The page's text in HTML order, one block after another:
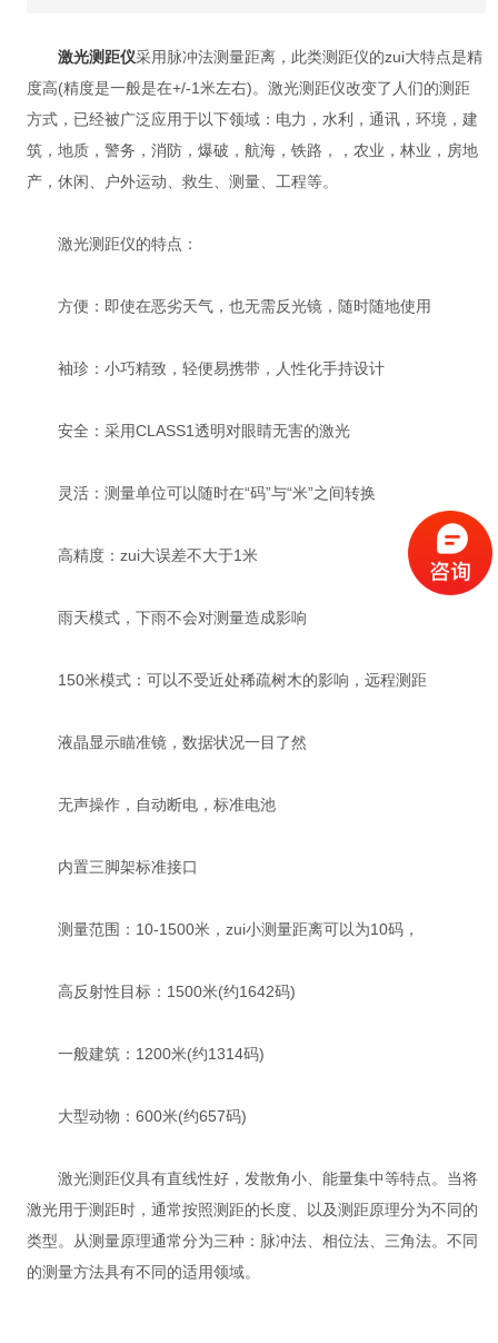
激光测距仪采用脉冲法测量距离，此类测距仪的zui大特点是精
度高(精度是一般是在+/-1米左右)。激光测距仪改变了人们的测距
方式，已经被广泛应用于以下领域：电力，水利，通讯，环境，建
筑，地质，警务，消防，爆破，航海，铁路，，农业，林业，房地
产，休闲、户外运动、救生、测量、工程等。
激光测距仪的特点：
方便：即使在恶劣天气，也无需反光镜，随时随地使用
袖珍：小巧精致，轻便易携带，人性化手持设计
安全：采用CLASS1透明对眼睛无害的激光
灵活：测量单位可以随时在“码”与“米”之间转换
高精度：zui大误差不大于1米
雨天模式，下雨不会对测量造成影响
150米模式：可以不受近处稀疏树木的影响，远程测距
液晶显示瞄准镜，数据状况一目了然
无声操作，自动断电，标准电池
内置三脚架标准接口
测量范围：10-1500米，zui小测量距离可以为10码，
高反射性目标：1500米(约1642码)
一般建筑：1200米(约1314码)
大型动物：600米(约657码)
激光测距仪具有直线性好，发散角小、能量集中等特点。当将
激光用于测距时，通常按照测距的长度、以及测距原理分为不同的
类型。从测量原理通常分为三种：脉冲法、相位法、三角法。不同
的测量方法具有不同的适用领域。